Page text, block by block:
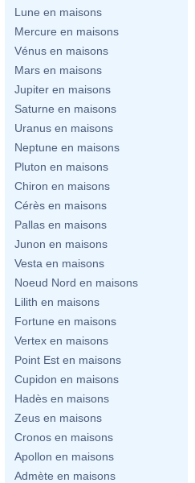
Lune en maisons
Mercure en maisons
Vénus en maisons
Mars en maisons
Jupiter en maisons
Saturne en maisons
Uranus en maisons
Neptune en maisons
Pluton en maisons
Chiron en maisons
Cérès en maisons
Pallas en maisons
Junon en maisons
Vesta en maisons
Noeud Nord en maisons
Lilith en maisons
Fortune en maisons
Vertex en maisons
Point Est en maisons
Cupidon en maisons
Hadès en maisons
Zeus en maisons
Cronos en maisons
Apollon en maisons
Admète en maisons